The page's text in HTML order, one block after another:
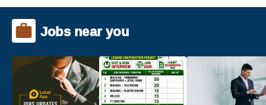
Jobs near you